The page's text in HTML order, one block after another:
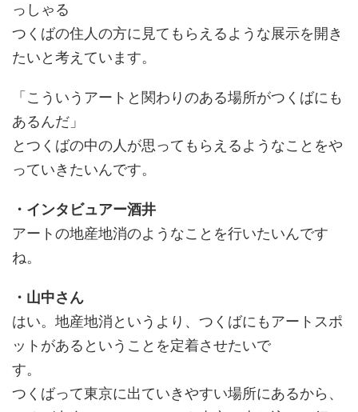
っしゃる
つくばの住人の方に見てもらえるような展示を開き
たいと考えています。
「こういうアートと関わりのある場所がつくばにも
あるんだ」
とつくばの中の人が思ってもらえるようなことをや
っていきたいんです。
・インタビュアー酒井
アートの地産地消のようなことを行いたいんです
ね。
・山中さん
はい。地産地消というより、つくばにもアートスポ
ットがあるということを定着させたいで
す。
つくばって東京に出ていきやすい場所にあるから、